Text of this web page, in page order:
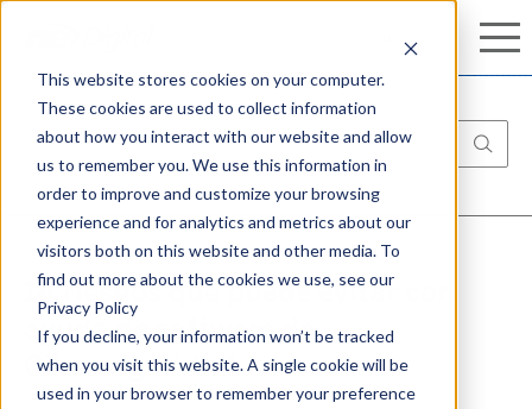
This website stores cookies on your computer.
These cookies are used to collect information
about how you interact with our website and allow
us to remember you. We use this information in
order to improve and customize your browsing
experience and for analytics and metrics about our
visitors both on this website and other media. To
find out more about the cookies we use, see our
Privacy Policy
If you decline, your information won’t be tracked
when you visit this website. A single cookie will be
used in your browser to remember your preference
Aprenda más
14 riesgos que puede evitar con
ayuda de software de
Ciberseguridad